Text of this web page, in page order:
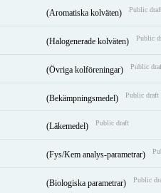
(Aromatiska kolväten) Public
(Halogenerade kolväten) Public
(Övriga kolföreningar) Public
(Bekämpningsmedel) Public draft
(Läkemedel) Public draft
(Fys/Kem analys-parametrar)
(Biologiska parametrar) Public